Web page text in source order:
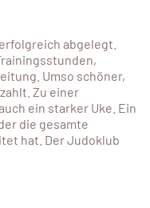
abgelegt.
Umso schöner,
Zu einer
ein starker Uke. Ein
die gesamte
hat. Der Judoklub